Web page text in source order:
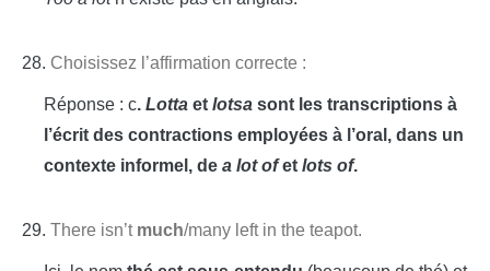
28. Choisissez l’affirmation correcte :
Réponse : c. Lotta et lotsa sont les transcriptions à
l’écrit des contractions employées à l’oral, dans un
contexte informel, de a lot ofet lots of.
29. There isn’t much/many left in the teapot.